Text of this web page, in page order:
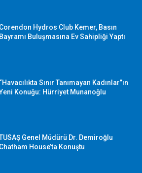
Corendon Hydros Club Kemer, Basın
Bayramı Buluşmasına Ev Sahipliği Yaptı
“Havacılıkta Sınır Tanımayan Kadınlar”ın
Konuğu: Hürriyet Munanoğlu
Genel Müdürü Dr. Demiroğlu
Chatham House’ta Konuştu